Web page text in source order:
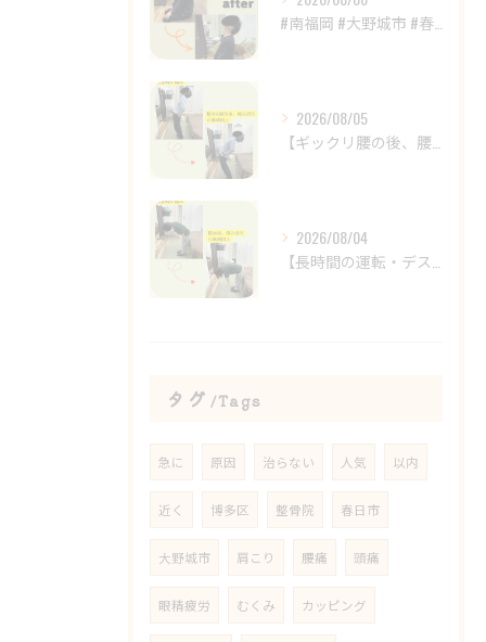
2026/08/05
2026/08/04
タグ Tags
急に 原因 治らない 人気 以内
近く 博多区 整骨院 春日市
大野城市 肩こり 腰痛 頭痛
眼精疲労 むくみ カッピング